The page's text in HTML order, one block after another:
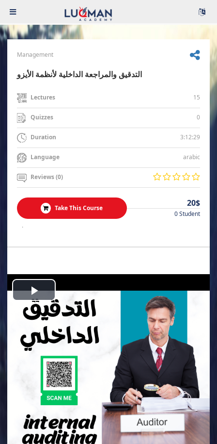
Management
التدقيق والمراجعة الداخلية لأنظمة الأيزو
Lectures 15
Quizzes 0
Duration 3:12:29
Language arabic
Reviews (0)
Take This Course 20$
0 Student
.
Play
Video